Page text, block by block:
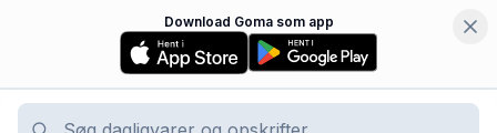
Download Goma som app